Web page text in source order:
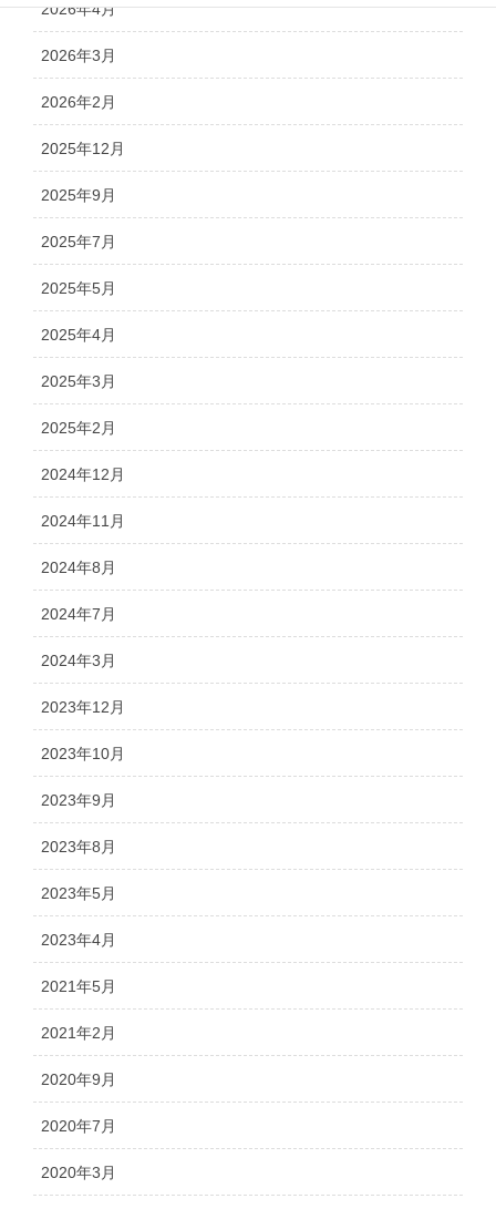
2026年4月
2026年3月
2026年2月
2025年12月
2025年9月
2025年7月
2025年5月
2025年4月
2025年3月
2025年2月
2024年12月
2024年11月
2024年8月
2024年7月
2024年3月
2023年12月
2023年10月
2023年9月
2023年8月
2023年5月
2023年4月
2021年5月
2021年2月
2020年9月
2020年7月
2020年3月